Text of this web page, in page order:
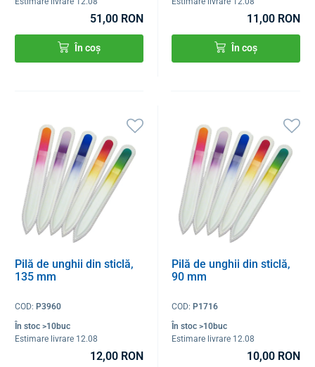
51,00 RON
În coș
11,00 RON
În coș
Pilă de unghii din sticlă,
135 mm
COD: P3960
În stoc >10buc
Estimare livrare 12.08
12,00 RON
Pilă de unghii din sticlă,
90 mm
COD:P1716
În stoc >10buc
Estimare livrare 12.08
10,00 RON